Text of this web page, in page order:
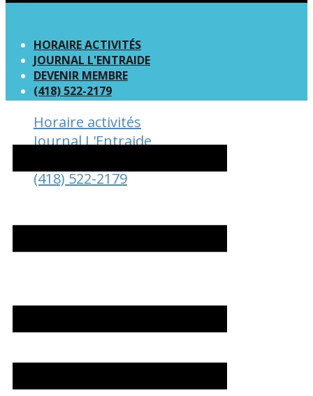
HORAIRE ACTIVITÉS
JOURNAL L'ENTRAIDE
DEVENIR MEMBRE
(418) 522-2179
Horaire activités
Journal L'Entraide
(418) 522-2179